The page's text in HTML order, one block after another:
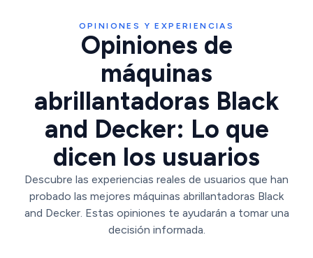
OPINIONES Y EXPERIENCIAS
Opiniones de
máquinas
abrillantadoras Black
and Decker: Lo que
dicen los usuarios
Descubre las experiencias reales de usuarios que han
probado las mejores máquinas abrillantadoras Black
and Decker. Estas opiniones te ayudarán a tomar una
decisión informada.